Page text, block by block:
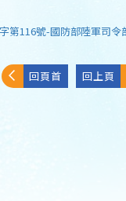
第116號-國防部陸軍司令
回頁首 回上頁